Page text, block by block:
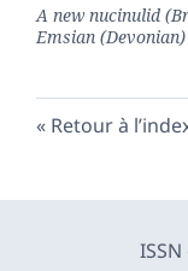
A new nucinulid
Emsian
Retour à